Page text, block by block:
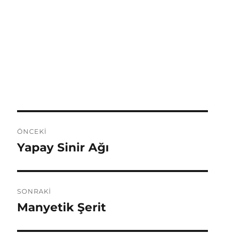
dolaşımı
ÖNCEKI
Önceki
Yapay Sinir Ağı
SONRAKI
Sonraki
Manyetik Şerit